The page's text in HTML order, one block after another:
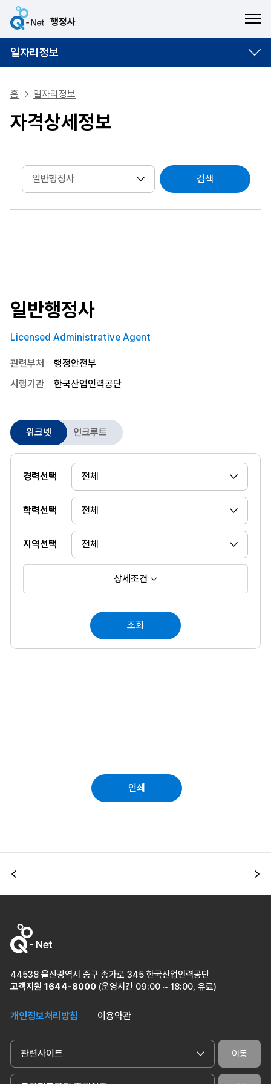
일자리정보
홈 일자리정보
자격상세정보
검색
일반행정사
Licensed Administrative Agent
관련부처
행정안전부
시행기관
한국산업인력공단
워크넷 인크루트
경력선택
학력선택
지역선택
상세조건
조회
인쇄
이전
44538 울산광역시 중구 종가로 345 한국산업인력공단
고객지원 1644-8000 (운영시간 09:00 ~ 18:00, 유료)
개인정보처리방침 이용약관
관련사이트 이동